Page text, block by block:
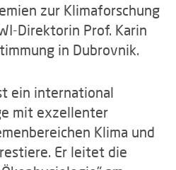
zur Klimaforschung
Direktorin Prof. Karin
in Dubrovnik.
ein international
mit exzellenter
Klima und
Er leitet die